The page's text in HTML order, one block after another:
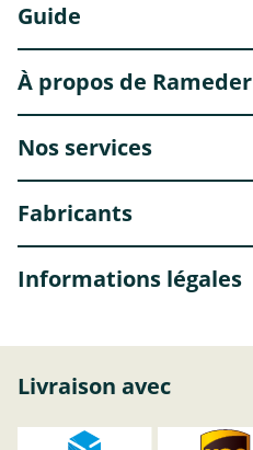
Guide
À propos de Rameder
Nos services
Fabricants
Informations légales
Livraison avec